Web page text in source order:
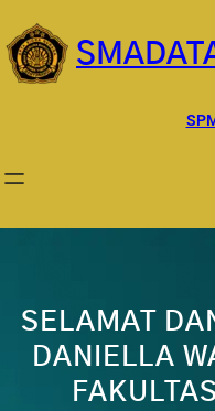
ke
konten
SELAMAT
DANIELLA